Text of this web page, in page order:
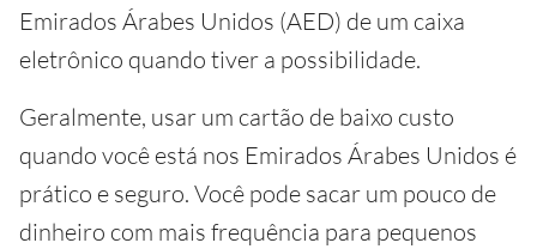
Emirados Árabes Unidos (AED) de um caixa
eletrônico quando tiver a possibilidade.
Geralmente, usar um cartão de baixo custo
quando você está nos Emirados Árabes Unidos é
prático e seguro. Você pode sacar um pouco de
dinheiro com mais frequência para pequenos